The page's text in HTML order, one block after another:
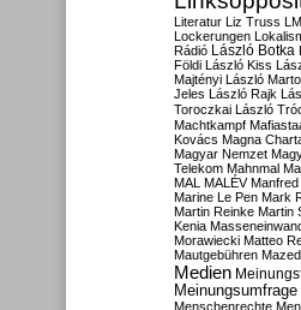
Literatur Liz Truss
Lockerungen
Rádió
László Botka
Földi László Kiss
Majtényi László
Jeles László Rajk
Toroczkai László
Machtkampf
Kovács Magna
Magyar Nemzet
Telekom Mahnmal
MAL MALÉV
Marine Le Pen Mark
Martin Reinke Martin
Kenia
Morawiecki Matteo
Mautgebühren
Medien
Meinungsumfrage
Menschenrechte